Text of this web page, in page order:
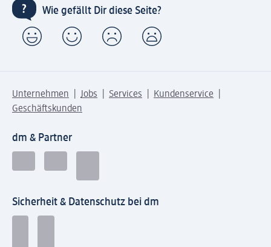
Wie gefällt Dir diese Seite?
Unternehmen Jobs Services
Kundenservice
Geschäftskunden
dm & Partner
Sicherheit & Datenschutz bei dm